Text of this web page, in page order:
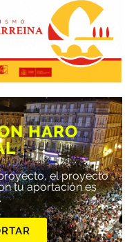
HARO
el proyecto
tu aportación es